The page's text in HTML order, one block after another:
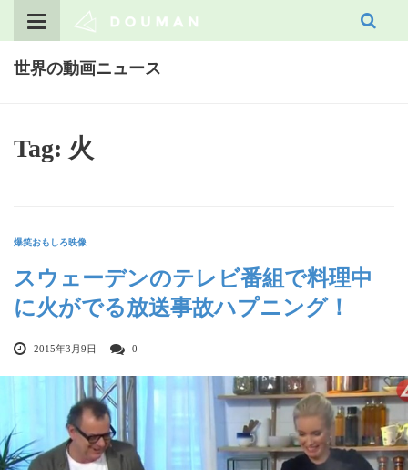
世界の動画ニュース
Tag: 火
爆笑おもしろ映像
スウェーデンのテレビ番組で料理中
に火がでる放送事故ハプニング！
2015年3月9日 0